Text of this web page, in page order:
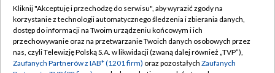
TVP
Abonament TVP
Emisja w TVP
Regulamin TVP
Polityka prywatności
Kliknij "Akceptuję i przechodzę do serwisu", aby wyrazić zgody na
korzystanie z technologii automatycznego śledzenia i zbierania danych,
dostęp do informacji na Twoim urządzeniu końcowym i ich
przechowywanie oraz na przetwarzanie Twoich danych osobowych przez
nas, czyli Telewizję Polską S.A. w likwidacji (zwaną dalej również „TVP”),
Zaufanych Partnerów z IAB* (1201 firm) oraz pozostałych Zaufanych